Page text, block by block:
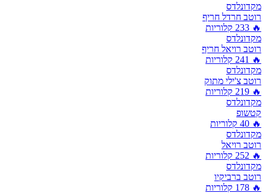
מקדונלדס
רוטב חרדל חריף
🔥
233 קלוריות
מקדונלדס
רוטב רויאל חריף
🔥
241 קלוריות
מקדונלדס
רוטב צ'ילי מתוק
🔥
219 קלוריות
מקדונלדס
קטשופ
🔥
40 קלוריות
מקדונלדס
רוטב רויאל
🔥
252 קלוריות
מקדונלדס
רוטב ברביקיו
🔥
178 קלוריות